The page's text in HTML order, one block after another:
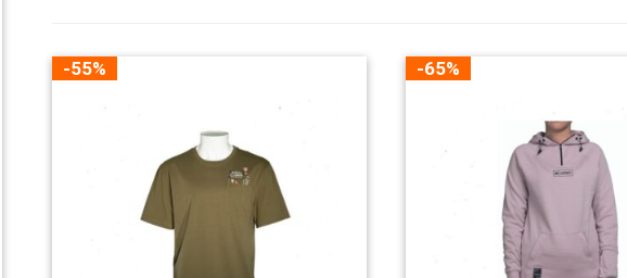
-55% -65%